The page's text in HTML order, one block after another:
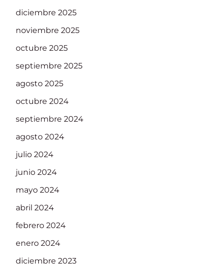
diciembre 2025
noviembre 2025
octubre 2025
septiembre 2025
agosto 2025
octubre 2024
septiembre 2024
agosto 2024
julio 2024
junio 2024
mayo 2024
abril 2024
febrero 2024
enero 2024
diciembre 2023